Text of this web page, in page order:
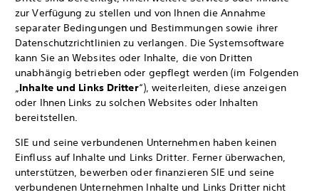
zur Verfügung zu stellen und von Ihnen die Annahme
separater Bedingungen und Bestimmungen sowie ihrer
Datenschutzrichtlinien zu verlangen. Die Systemsoftware
kann Sie an Websites oder Inhalte, die von Dritten
unabhängig betrieben oder gepflegt werden (im Folgenden
„Inhalte und Links Dritter“), weiterleiten, diese anzeigen
oder Ihnen Links zu solchen Websites oder Inhalten
bereitstellen.
SIE und seine verbundenen Unternehmen haben keinen
Einfluss auf Inhalte und Links Dritter. Ferner überwachen,
unterstützen, bewerben oder finanzieren SIE und seine
verbundenen Unternehmen Inhalte und Links Dritter nicht